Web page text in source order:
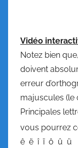
Vidéo
Notez bien
doivent
erreur
majuscules (le
Principales
vous pourrez
ê ë î ï ô û ü